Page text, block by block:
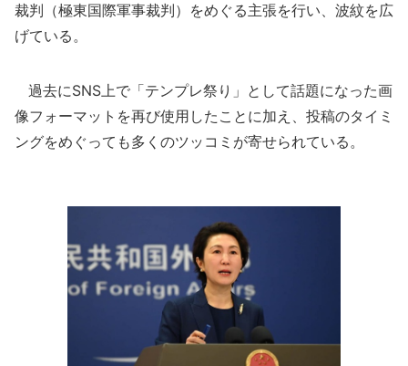
裁判（極東国際軍事裁判）をめぐる主張を行い、波紋を広
げている。
過去にSNS上で「テンプレ祭り」として話題になった画
像フォーマットを再び使用したことに加え、投稿のタイミ
ングをめぐっても多くのツッコミが寄せられている。